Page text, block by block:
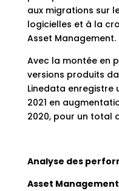
aux migrations sur
logicielles et à la
Asset Management.
Avec la montée en
versions produits
Linedata enregistre
2021 en
2020, pour un total
Analyse des
Asset Management